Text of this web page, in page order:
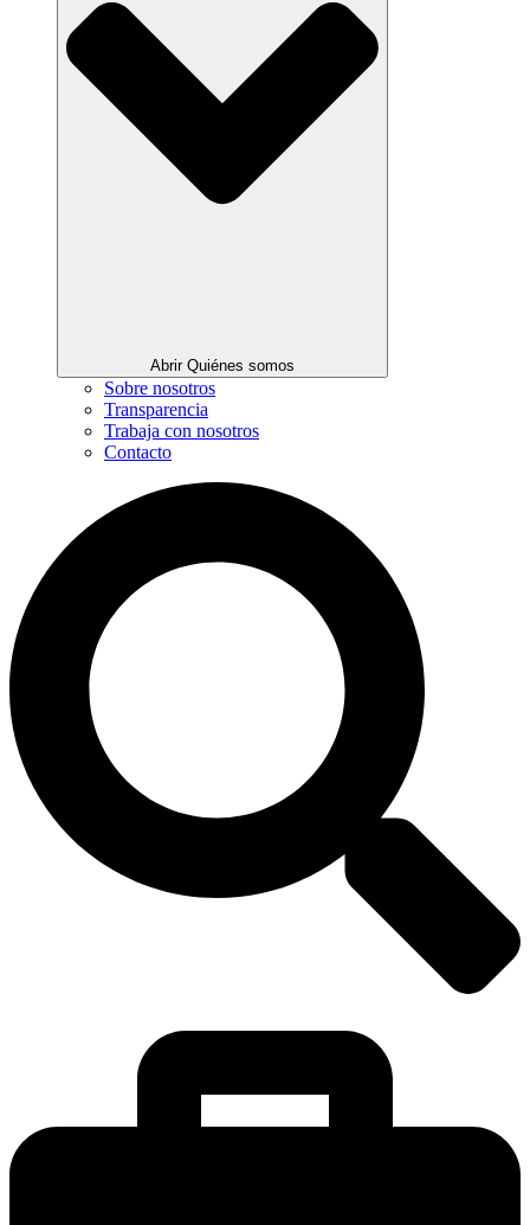
Abrir Quiénes somos
Sobre nosotros
Transparencia
Trabaja con nosotros
Contacto